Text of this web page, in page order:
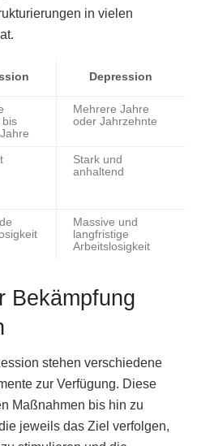
in vielen
Depression
bis
Mehrere Jahre
oder Jahrzehnte
Stark und
anhaltend
Massive und
langfristige
Arbeitslosigkeit
Bekämpfung
stehen verschiedene
zur Verfügung. Diese
Maßnahmen bis hin zu
jeweils das Ziel verfolgen,